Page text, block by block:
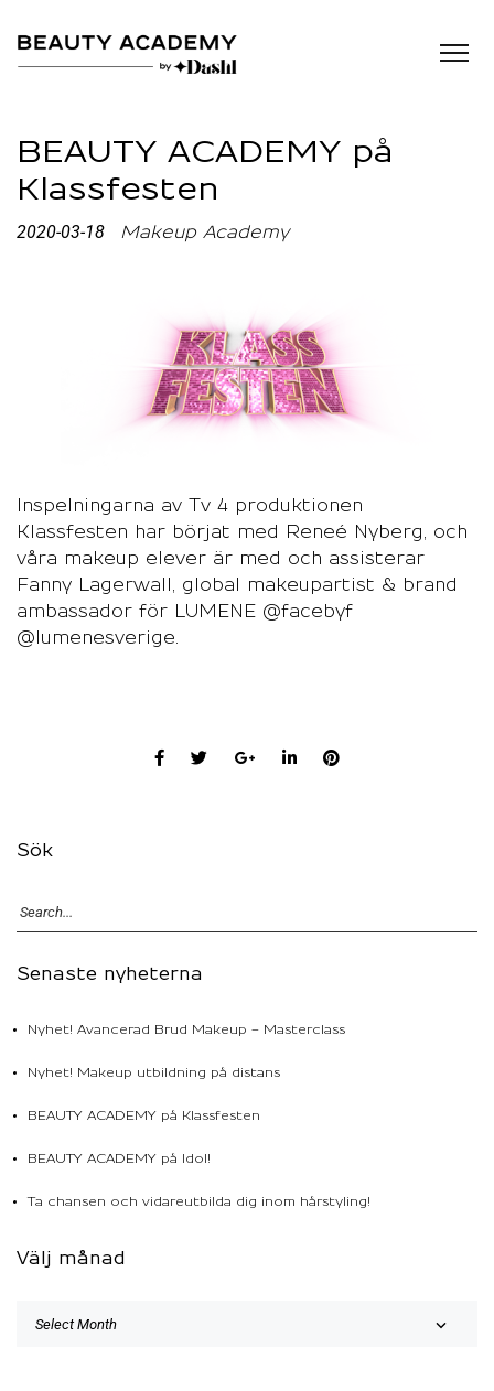
BEAUTY ACADEMY på
Klassfesten
2020-03-18 Makeup Academy
Inspelningarna av Tv 4 produktionen
Klassfesten har börjat med Reneé Nyberg, och
våra makeup elever är med och assisterar
Fanny Lagerwall, global makeupartist & brand
ambassador för LUMENE @facebyf
@lumenesverige.
Sök
Senaste nyheterna
Nyhet! Avancerad Brud Makeup – Masterclass
Nyhet! Makeup utbildning på distans
BEAUTY ACADEMY på Klassfesten
BEAUTY ACADEMY på Idol!
Ta chansen och vidareutbilda dig inom hårstyling!
Välj månad